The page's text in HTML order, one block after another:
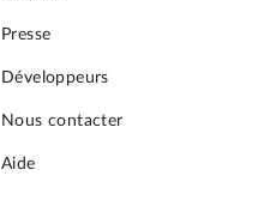
Presse
Développeurs
Nous contacter
Aide